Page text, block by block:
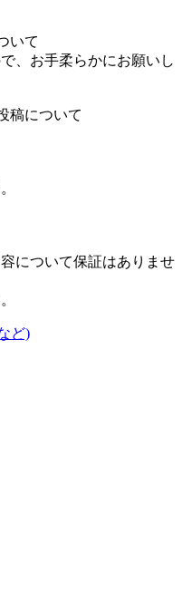
いて
、お手柔らかにお願いし
稿について
について保証はありませ
ど)